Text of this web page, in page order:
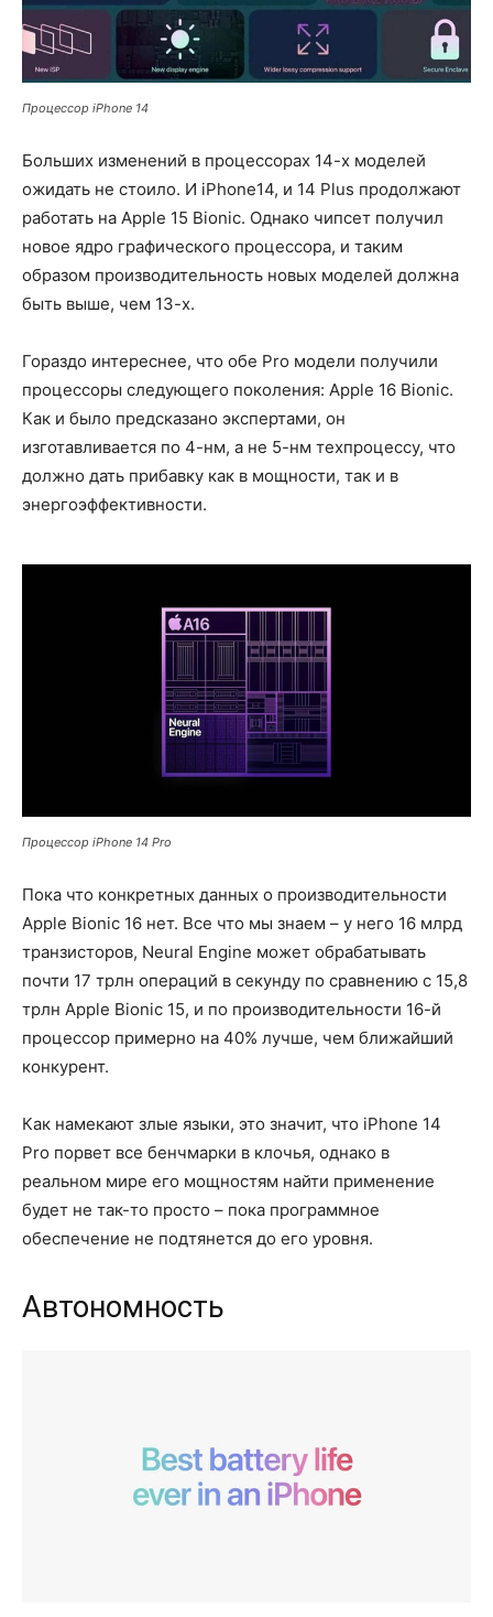
Процессор iPhone 14
Больших изменений в процессорах 14-х моделей
ожидать не стоило. И iPhone14, и 14 Plus продолжают
работать на Apple 15 Bionic. Однако чипсет получил
новое ядро графического процессора, и таким
образом производительность новых моделей должна
быть выше, чем 13-х.
Гораздо интереснее, что обе Pro модели получили
процессоры следующего поколения: Apple 16 Bionic.
Как и было предсказано экспертами, он
изготавливается по 4-нм, а не 5-нм техпроцессу, что
должно дать прибавку как в мощности, так и в
энергоэффективности.
Процессор iPhone 14 Pro
Пока что конкретных данных о производительности
Apple Bionic 16 нет. Все что мы знаем – у него 16 млрд
транзисторов, Neural Engine может обрабатывать
почти 17 трлн операций в секунду по сравнению с 15,8
трлн Apple Bionic 15, и по производительности 16-й
процессор примерно на 40% лучше, чем ближайший
конкурент.
Как намекают злые языки, это значит, что iPhone 14
Pro порвет все бенчмарки в клочья, однако в
реальном мире его мощностям найти применение
будет не так-то просто – пока программное
обеспечение не подтянется до его уровня.
Автономность